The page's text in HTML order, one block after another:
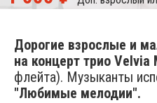
Дорогие взрослые и
на концерт трио Velvia
флейта). Музыканты
"Любимые мелодии".